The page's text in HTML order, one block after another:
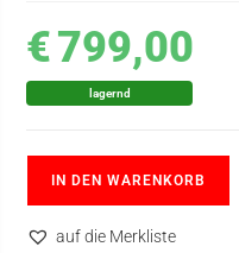
€799,00
lagernd
IN DEN WARENKORB
auf die Merkliste